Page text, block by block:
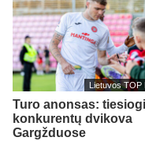
Lietuvos TOP
Turo anonsas:
konkurentų dvikova
Gargžduose